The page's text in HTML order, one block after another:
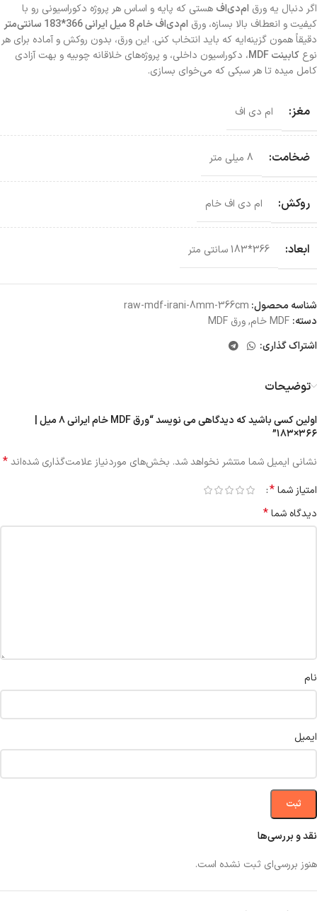
اگر دنبال یه ورق ام‌دی‌اف هستی که پایه و اساس هر پروژه دکوراسیونی رو با
کیفیت و انعطاف بالا بسازه، ورق ام‌دی‌اف خام 8 میل ایرانی 366*183 سانتی‌متر
دقیقاً همون گزینه‌ایه که باید انتخاب کنی. این ورق، بدون روکش و آماده برای هر
نوع کابینت MDF
، دکوراسیون داخلی، و پروژه‌های خلاقانه چوبیه و بهت آزادی
کامل میده تا هر سبکی که می‌خوای بسازی.
مغز: ام دی اف
ضخامت: 8 میلی متر
روکش: ام دی اف خام
ابعاد: 366*183 سانتی‌ متر
شناسه محصول: raw-mdf-irani-8mm-366cm
دسته: MDF خام ,ورق MDF
اشتراک گذاری:
توضیحات
نقد و بررسی‌ها
هنوز بررسی‌ای ثبت نشده است.
اولین کسی باشید که دیدگاهی می نویسد “ورق MDF خام ایرانی ۸ میل |
۳۶۶×۱۸۳”
نشانی ایمیل شما منتشر نخواهد شد. بخش‌های موردنیاز علامت‌گذاری شده‌اند*
امتیاز شما*
دیدگاه شما*
نام
ایمیل